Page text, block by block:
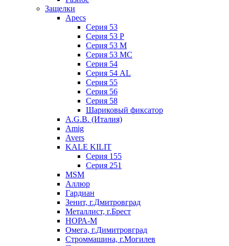
Защелки
Apecs
Серия 53
Серия 53 P
Серия 53 М
Серия 53 МC
Серия 54
Серия 54 AL
Серия 55
Серия 56
Серия 58
Шариковый фиксатор
A.G.B. (Италия)
Amig
Avers
KALE KILIT
Серия 155
Серия 251
MSM
Аллюр
Гардиан
Зенит, г.Дмитровград
Металлист, г.Брест
НОРА-М
Омега, г.Димитровград
Строммашина, г.Могилев